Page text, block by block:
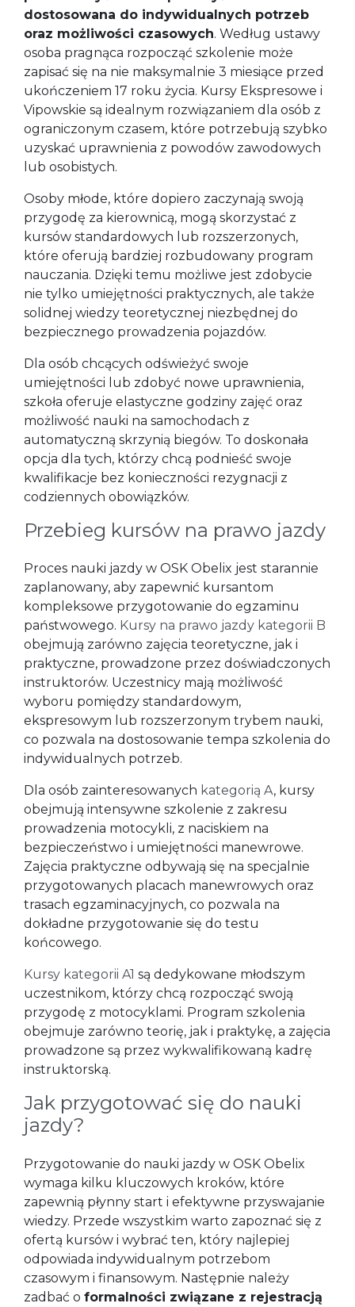
dostosowana do indywidualnych potrzeb
oraz możliwości czasowych. Według ustawy
osoba pragnąca rozpocząć szkolenie może
zapisać się na nie maksymalnie 3 miesiące przed
ukończeniem 17 roku życia. Kursy Ekspresowe i
Vipowskie są idealnym rozwiązaniem dla osób z
ograniczonym czasem, które potrzebują szybko
uzyskać uprawnienia z powodów zawodowych
lub osobistych.
Osoby młode, które dopiero zaczynają swoją
przygodę za kierownicą, mogą skorzystać z
kursów standardowych lub rozszerzonych,
które oferują bardziej rozbudowany program
nauczania. Dzięki temu możliwe jest zdobycie
nie tylko umiejętności praktycznych, ale także
solidnej wiedzy teoretycznej niezbędnej do
bezpiecznego prowadzenia pojazdów.
Dla osób chcących odświeżyć swoje
umiejętności lub zdobyć nowe uprawnienia,
szkoła oferuje elastyczne godziny zajęć oraz
możliwość nauki na samochodach z
automatyczną skrzynią biegów. To doskonała
opcja dla tych, którzy chcą podnieść swoje
kwalifikacje bez konieczności rezygnacji z
codziennych obowiązków.
Przebieg kursów na prawo jazdy
Proces nauki jazdy w OSK Obelix jest starannie
zaplanowany, aby zapewnić kursantom
kompleksowe przygotowanie do egzaminu
państwowego. Kursy na prawo jazdy kategorii B
obejmują zarówno zajęcia teoretyczne, jak i
praktyczne, prowadzone przez doświadczonych
instruktorów. Uczestnicy mają możliwość
wyboru pomiędzy standardowym,
ekspresowym lub rozszerzonym trybem nauki,
co pozwala na dostosowanie tempa szkolenia do
indywidualnych potrzeb.
Dla osób zainteresowanych kategorią A, kursy
obejmują intensywne szkolenie z zakresu
prowadzenia motocykli, z naciskiem na
bezpieczeństwo i umiejętności manewrowe.
Zajęcia praktyczne odbywają się na specjalnie
przygotowanych placach manewrowych oraz
trasach egzaminacyjnych, co pozwala na
dokładne przygotowanie się do testu
końcowego.
Kursy kategorii A1 są dedykowane młodszym
uczestnikom, którzy chcą rozpocząć swoją
przygodę z motocyklami. Program szkolenia
obejmuje zarówno teorię, jak i praktykę, a zajęcia
prowadzone są przez wykwalifikowaną kadrę
instruktorską.
Jak przygotować się do nauki
jazdy?
Przygotowanie do nauki jazdy w OSK Obelix
wymaga kilku kluczowych kroków, które
zapewnią płynny start i efektywne przyswajanie
wiedzy. Przede wszystkim warto zapoznać się z
ofertą kursów i wybrać ten, który najlepiej
odpowiada indywidualnym potrzebom
czasowym i finansowym. Następnie należy
zadbać o formalności związane z rejestracją